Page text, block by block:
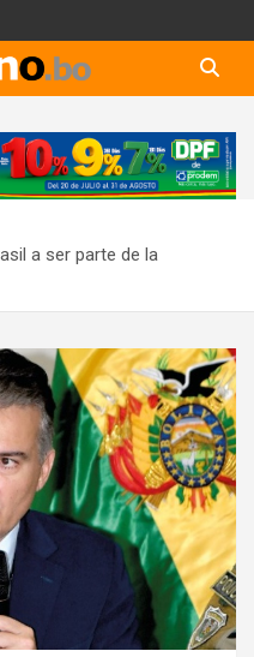
a ser parte de la